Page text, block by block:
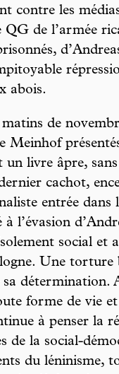
contre les
de l’armée
abois.
de
Meinhof
un livre âpre,
cachot,
entrée dans
l’évasion
social et
Une torture
détermination.
forme de vie et
à penser la
de la social-
du léninisme,